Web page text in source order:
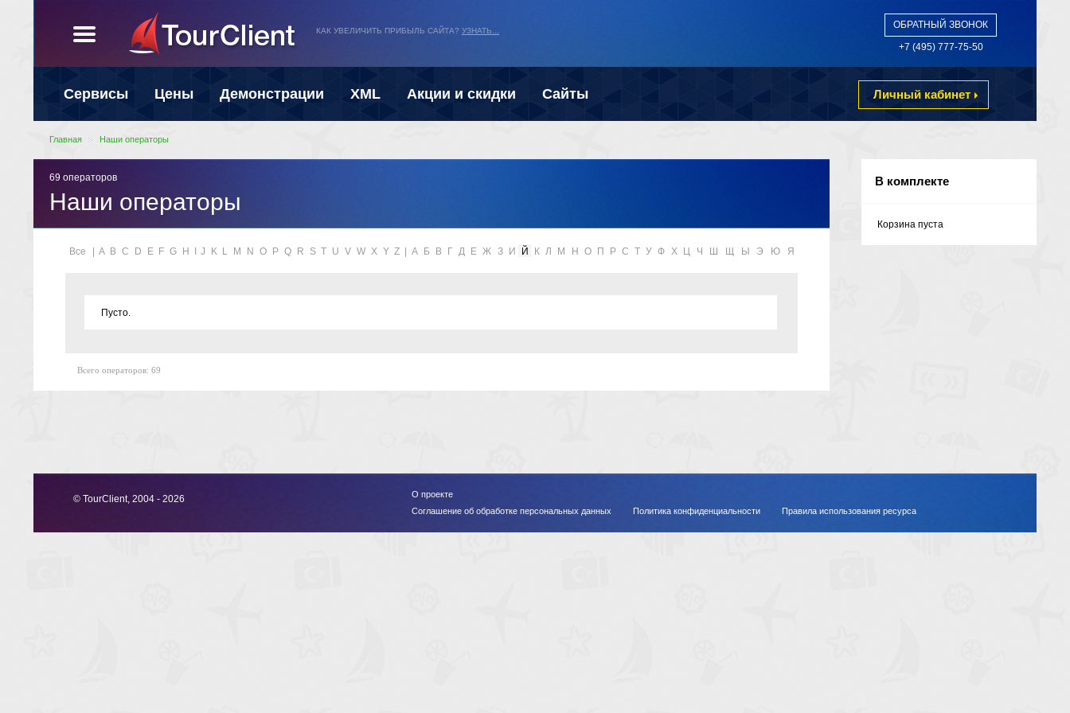
КАК УВЕЛИЧИТЬ ПРИБЫЛЬ САЙТА? УЗНАТЬ...
ОБРАТНЫЙ ЗВОНОК
+7 (495) 777-75-50
Сервисы Цены Демонстрации XML Акции и скидки Сайты Личный кабинет
Главная Наши операторы
69 операторов
Наши операторы
Все A B C D E F G H J K L M N O P Q R S T U V W X Y Z А Б В Г Д Е Ж З И Й К Л М Н О П Р С Т У Ф Х Ц Ч Ш Щ Ы Э Ю Я
Пусто.
Всего операторов: 69
В комплекте
Корзина пуста
© TourClient, 2004 - 2026
О проекте
Соглашение об обработке персональных данных
Политика конфиденциальности Правила использования ресурса